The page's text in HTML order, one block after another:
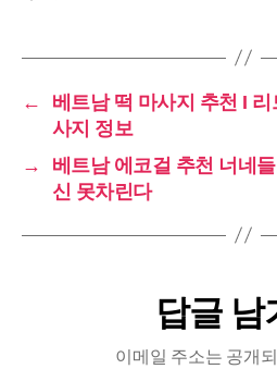
←
베트남 떡 마사지 추천 I
사지 정보
→
베트남 에코걸 추천 너네
신 못차린다
답글 남
이메일 주소는 공개